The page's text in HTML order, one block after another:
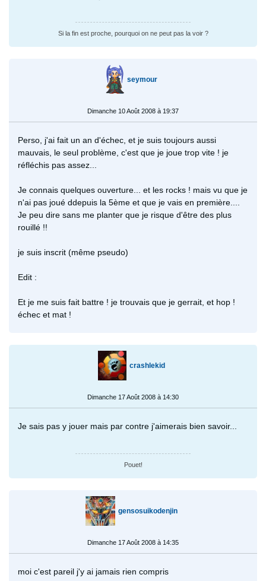
Si la fin est proche, pourquoi on ne peut pas la voir ?
seymour
Dimanche 10 Août 2008 à 19:37
Perso, j'ai fait un an d'échec, et je suis toujours aussi
mauvais, le seul problème, c'est que je joue trop vite ! je
réfléchis pas assez...
Je connais quelques ouverture... et les rocks ! mais vu que je
n'ai pas joué ddepuis la 5ème et que je vais en première....
Je peu dire sans me planter que je risque d'être des plus
rouillé !!
je suis inscrit (même pseudo)
Edit :
Et je me suis fait battre ! je trouvais que je gerrait, et hop !
échec et mat !
crashlekid
Dimanche 17 Août 2008 à 14:30
Je sais pas y jouer mais par contre j'aimerais bien savoir...
Pouet!
gensosuikodenjin
Dimanche 17 Août 2008 à 14:35
moi c'est pareil j'y ai jamais rien compris